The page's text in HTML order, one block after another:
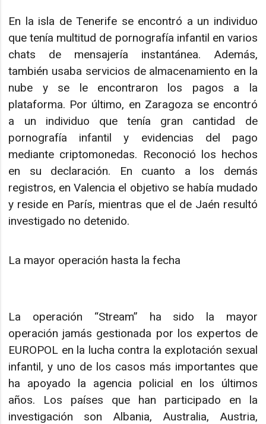
En la isla de Tenerife se encontró a un individuo
que tenía multitud de pornografía infantil en varios
chats de mensajería instantánea. Además,
también usaba servicios de almacenamiento en la
nube y se le encontraron los pagos a la
plataforma. Por último, en Zaragoza se encontró
a un individuo que tenía gran cantidad de
pornografía infantil y evidencias del pago
mediante criptomonedas. Reconoció los hechos
en su declaración. En cuanto a los demás
registros, en Valencia el objetivo se había mudado
y reside en París, mientras que el de Jaén resultó
investigado no detenido.
La mayor operación hasta la fecha
La operación “Stream” ha sido la mayor
operación jamás gestionada por los expertos de
EUROPOL en la lucha contra la explotación sexual
infantil, y uno de los casos más importantes que
ha apoyado la agencia policial en los últimos
años. Los países que han participado en la
investigación son Albania, Australia, Austria,